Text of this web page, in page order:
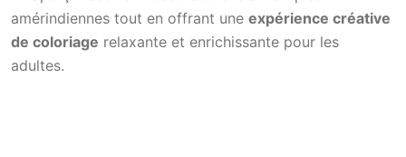
amérindiennes tout en offrant une expérience créative
de coloriage relaxante et enrichissante pour les
adultes.